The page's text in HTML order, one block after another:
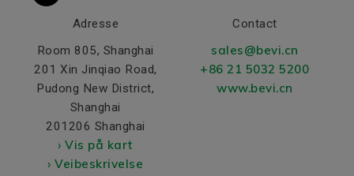
Adresse
Room 805, Shanghai
201 Xin Jinqiao Road,
Pudong New District,
Shanghai
201206 Shanghai
› Vis på kart
› Veibeskrivelse
Contact
sales@bevi.cn
+86 21 5032 5200
www.bevi.cn